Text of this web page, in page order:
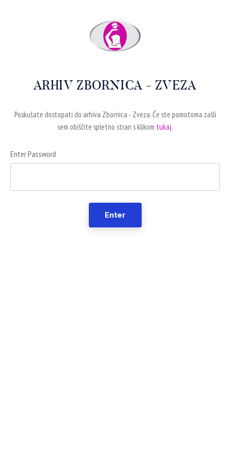
ARHIV ZBORNICA - ZVEZA
Poskušate dostopati do arhiva Zbornica - Zveza. Če ste pomotoma zašli
sem obiščite spletno stran s klikom tukaj.
Enter Password
Enter